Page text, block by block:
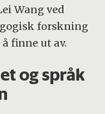
Wang ved
forskning
finne ut av.
og språk